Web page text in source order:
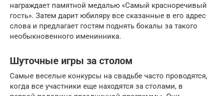
награждает памятной медалью «Самый красноречивый
гость». Затем дарит юбиляру все сказанные в его адрес
слова и предлагает гостям поднять бокалы за такого
необыкновенного именинника.
Шуточные игры за столом
Самые веселые конкурсы на свадьбе часто проводятся,
когда все участники еще находятся за столами, в